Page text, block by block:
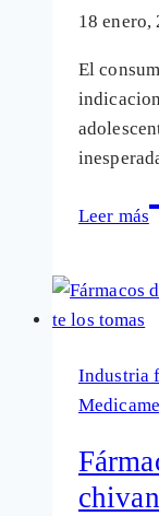
18 enero,
El
Leer más
Industria